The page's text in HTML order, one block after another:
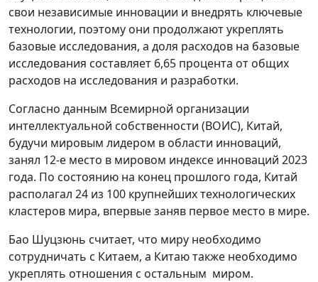
свои независимые инновации и внедрять ключевые
технологии, поэтому они продолжают укреплять
базовые исследования, а доля расходов на базовые
исследования составляет 6,65 процента от общих
расходов на исследования и разработки.
Согласно данным Всемирной организации
интеллектуальной собственности (ВОИС), Китай,
будучи мировым лидером в области инноваций,
занял 12-е место в мировом индексе инноваций 2023
года. По состоянию на конец прошлого года, Китай
располагал 24 из 100 крупнейших технологических
кластеров мира, впервые заняв первое место в мире.
Бао Шуцзюнь считает, что миру необходимо
сотрудничать с Китаем, а Китаю также необходимо
укреплять отношения с остальным миром.